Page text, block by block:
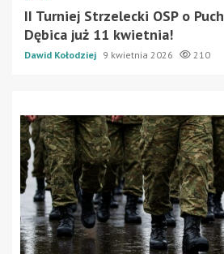
II Turniej Strzelecki OSP o
Dębica już 11 kwietnia!
Dawid Kołodziej 9 kwietnia 2026 210